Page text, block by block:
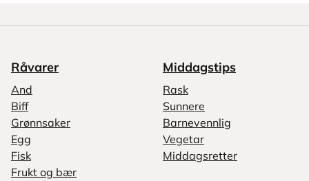
Råvarer
And
Biff
Grønnsaker
Egg
Fisk
Frukt og bær
Middagstips
Rask
Sunnere
Barnevennlig
Vegetar
Middagsretter